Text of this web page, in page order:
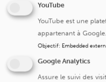
+32 2 764 11 11
Fax. +32 2 764 37 03
YouTube
YouTube est une
appartenant à Google.
Objectif: Embedded
Google Analytics
Assure le suivi des